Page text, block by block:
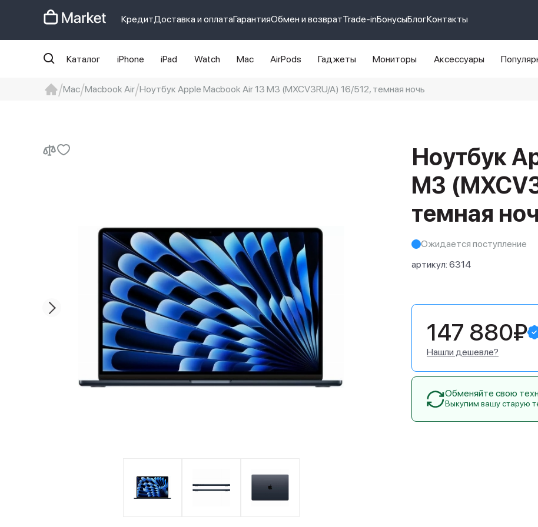
КредитДоставка и оплатаГарантияОбмен и возвратTrade-inБонусыБлогКонтакты
Каталог iPhone iPad Watch Mac AirPods Гаджеты Мониторы Аксессуары
Mac Macbook Air Ноутбук Apple Macbook Air 13 M3 (MXCV3RU/A) 16/512, темная ночь
Ноутбук
M3
темная
Ожидается поступление
артикул: 6314
147 880₽
Нашли дешевле?
Обменяйте свою
Выкупим вашу старую